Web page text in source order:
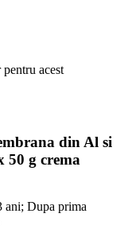
acest
din Al si
50 g crema
ani; Dupa prima